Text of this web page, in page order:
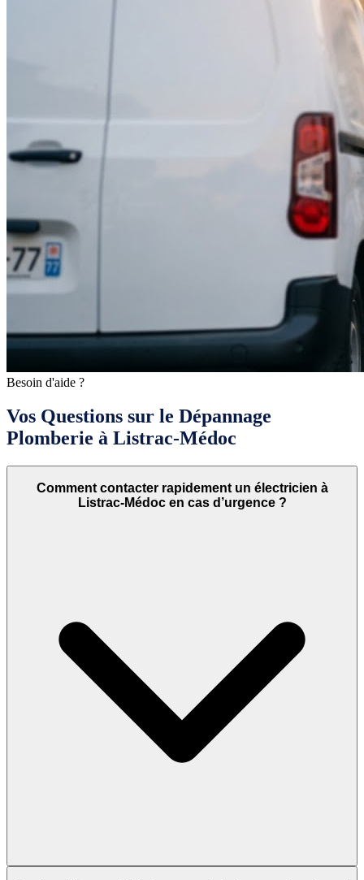
Besoin d'aide ?
Vos Questions sur le Dépannage
Plomberie à Listrac-Médoc
Comment contacter rapidement un électricien à
Listrac-Médoc en cas d’urgence ?